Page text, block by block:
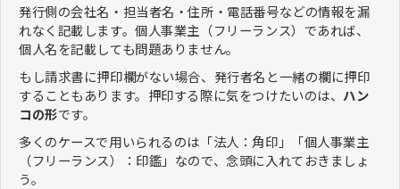
発行側の会社名・担当者名・住所・電話番号などの情報を漏
れなく記載します。個人事業主（フリーランス）であれば、
個人名を記載しても問題ありません。
もし請求書に押印欄がない場合、発行者名と一緒の欄に押印
することもあります。押印する際に気をつけたいのは、 ハン
コの形です。
多くのケースで用いられるのは「法人：角印」「個人事業主
（フリーランス）：印鑑」なので、念頭に入れておきましょ
う。